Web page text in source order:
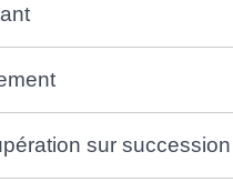
sur succession